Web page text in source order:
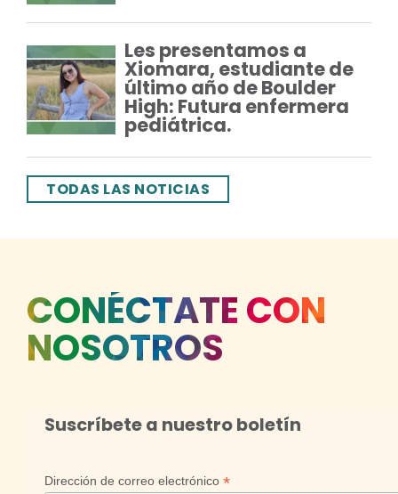
Les presentamos a
Xiomara, estudiante de
último año de Boulder
High: Futura enfermera
pediátrica.
TODAS LAS NOTICIAS
CONÉCTATE CON
NOSOTROS
Suscríbete a nuestro boletín
Dirección de correo electrónico *